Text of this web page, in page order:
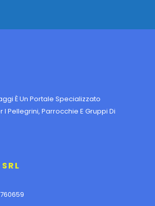
È Un Portale Specializzato
I Pellegrini, Parrocchie E Gruppi Di